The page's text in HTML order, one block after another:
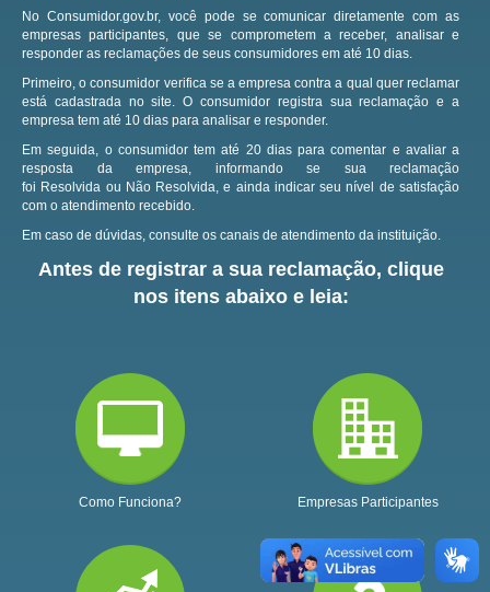
No Consumidor.gov.br, você pode se comunicar diretamente com as
empresas participantes, que se comprometem a receber, analisar e
responder as reclamações de seus consumidores em até 10 dias.
Primeiro, o consumidor verifica se a empresa contra a qual quer reclamar
está cadastrada no site.O consumidor registra sua reclamação e a
empresa tem até 10 dias para analisar e responder.
Em seguida, o consumidor tem até 20 dias para comentar e avaliar a
resposta da empresa, informando se sua reclamação
foi Resolvida ou Não Resolvida, e ainda indicar seu nível de satisfação
com o atendimento recebido.
Em caso de dúvidas, consulte os canais de atendimento da instituição.
Antes de registrar a sua reclamação, clique
nos itens abaixo e leia:
Como Funciona? Empresas Participantes